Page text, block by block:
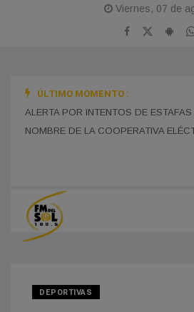
Viernes, 07 de
ÚLTIMO MOMENTO :
ALERTA POR INTENTOS DE
NOMBRE DE LA COOPERATIVA
CON UNA GRAN JORNADA FERIAL Y
DEPORTIVAS